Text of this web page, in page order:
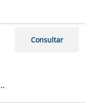
Consultar